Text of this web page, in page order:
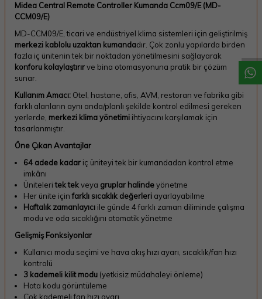
W
h
a
t
a
p
p
D
e
s
t
e
H
a
t
t
Midea Central Remote Controller Kumanda Ccm09/E (MD-
CCM09/E)
MD-CCM09/E, ticari ve endüstriyel klima sistemleri için geliştirilmiş
merkezi kablolu uzaktan kumandadır. Çok zonlu yapılarda birden
fazla iç ünitenin tek bir noktadan yönetilmesini sağlayarak
konforu kolaylaştırırve bina otomasyonuna pratik bir çözüm
sunar.
Kullanım Amacı: Otel, hastane, ofis, AVM, restoran ve fabrika gibi
farklı alanların aynı anda/planlı şekilde kontrol edilmesi gereken
yerlerde, merkezi klima yönetimi ihtiyacını karşılamak için
tasarlanmıştır.
Öne Çıkan Avantajlar
64 adede kadar iç üniteyi tek bir kumandadan kontrol etme
imkânı
Üniteleritek tekveya gruplar halindeyönetme
Her ünite içinfarklı sıcaklık değerleri ayarlayabilme
Haftalık zamanlayıcı ile günde 4 farklı zaman diliminde çalışma
modu ve oda sıcaklığını otomatik yönetme
Gelişmiş Fonksiyonlar
Kullanıcı modu seçimi ve hava akış hızı ayarı, sıcaklık/fan hızı
kontrolü
3 kademeli kilit modu (yetkisiz müdahaleyi önleme)
Hata kodu görüntüleme
Çok kademeli fan hızı ayarı